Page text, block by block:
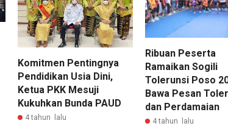
Komitmen Pentingnya
Pendidikan Usia Dini,
Ketua PKK Mesuji
Kukuhkan Bunda PAUD
4 tahun lalu
Ribuan Peserta
Ramaikan Sogili
Tolerunsi Poso
Bawa Pesan
dan Perdamaian
4 tahun lalu